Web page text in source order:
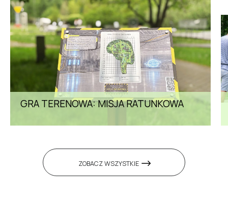
GRA TERENOWA: MISJA RATUNKOWA
ZOBACZ WSZYSTKIE